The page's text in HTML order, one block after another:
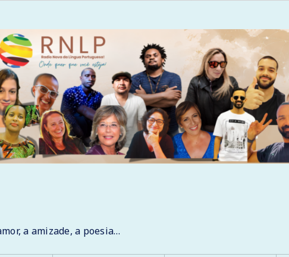
a amizade, a poesia…